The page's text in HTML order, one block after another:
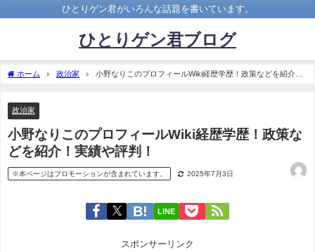
ひとりゲン君がいろんな話題を書いています。
ひとりゲン君ブログ
ホーム 政治家
小野なりこのプロフィールWiki経歴学歴！政策などを紹介！
政治家
小野なりこのプロフィールWiki経歴学歴！政策な
どを紹介！実績や評判！
※本ページはプロモーションが含まれています。 2025年7月3日
LINE
スポンサーリンク